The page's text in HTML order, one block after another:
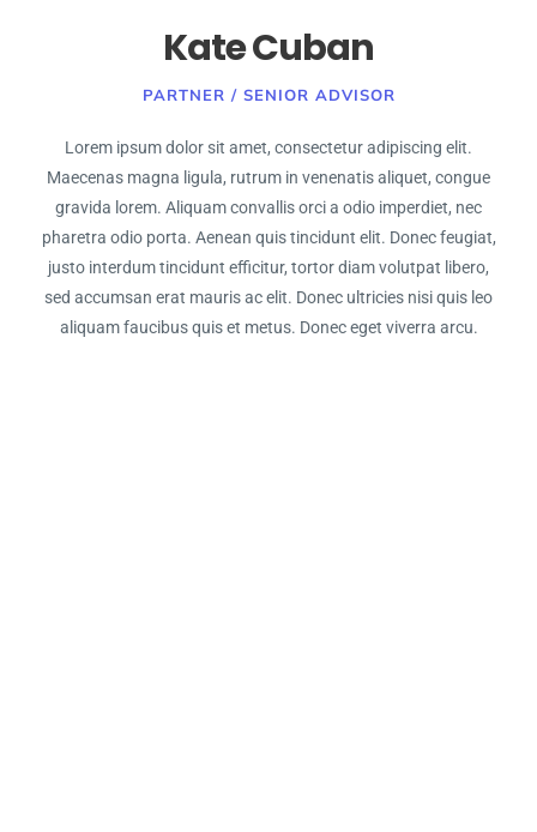
Kate Cuban
PARTNER / SENIOR ADVISOR
Lorem ipsum dolor sit amet, consectetur adipiscing elit.
Maecenas magna ligula, rutrum in venenatis aliquet, congue
gravida lorem. Aliquam convallis orci a odio imperdiet, nec
pharetra odio porta. Aenean quis tincidunt elit. Donec feugiat,
justo interdum tincidunt efficitur, tortor diam volutpat libero,
sed accumsan erat mauris ac elit. Donec ultricies nisi quis leo
aliquam faucibus quis et metus. Donec eget viverra arcu.